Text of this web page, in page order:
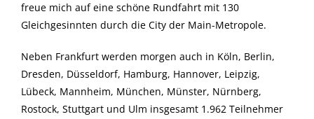
freue mich auf eine schöne Rundfahrt mit 130
Gleichgesinnten durch die City der Main-Metropole.
Neben Frankfurt werden morgen auch in Köln, Berlin,
Dresden, Düsseldorf, Hamburg, Hannover, Leipzig,
Lübeck, Mannheim, München, Münster, Nürnberg,
Rostock, Stuttgart und Ulm insgesamt 1.962 Teilnehmer